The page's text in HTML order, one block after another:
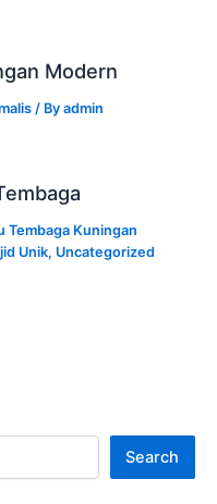
Modern
/ Byadmin
Tembaga Kuningan
Unik, Uncategorized
Search